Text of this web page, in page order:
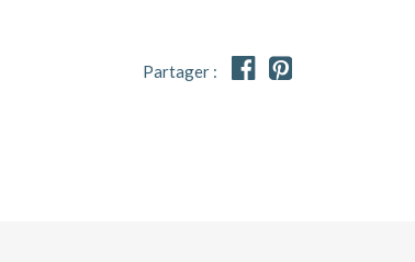
Partager :  